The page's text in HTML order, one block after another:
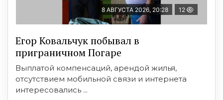
8 АВГУСТА 2026, 20:28 12
Егор Ковальчук побывал в
приграничном Погаре
Выплатой компенсаций, арендой жилья,
отсутствием мобильной связи и интернета
интересовались ...